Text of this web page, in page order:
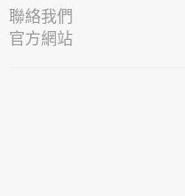
聯絡我們
官方網站